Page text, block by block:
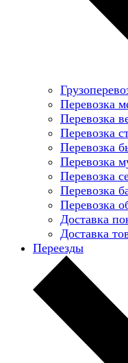
Перевозка
Перевозка
Перевозка
Перевозка
Перевозка
Перевозка
Перевозка
Перевозка
Доставка
Доставка
Переезды